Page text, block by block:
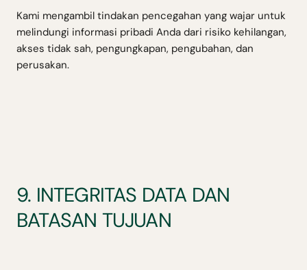
Kami mengambil tindakan pencegahan yang wajar untuk
melindungi informasi pribadi Anda dari risiko kehilangan,
akses tidak sah, pengungkapan, pengubahan, dan
perusakan.
9. INTEGRITAS DATA DAN
BATASAN TUJUAN